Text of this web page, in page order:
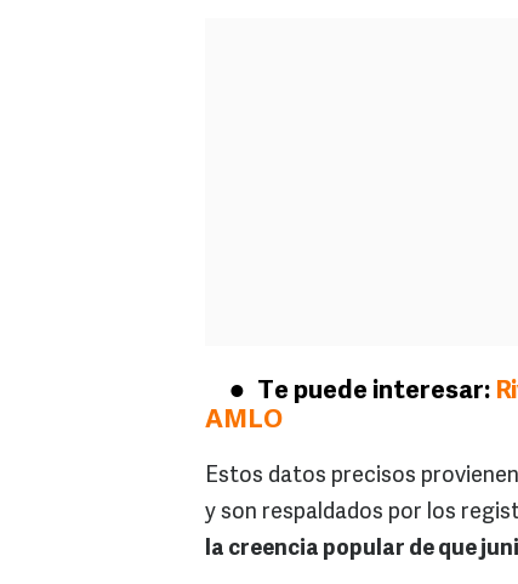
Te puede interesar:
AMLO
Estos datos precisos
y son respaldados por los
la creencia popular de que